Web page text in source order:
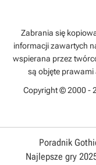
Zabrania się
informacji zawartych
wspierana przez
są objęte
Copyright © 2000 -
Poradnik
Najlepsze gry